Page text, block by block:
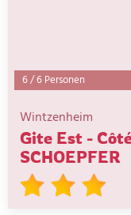
6/6 Personen
Wintzenheim
Gite Est -
SCHOEPFER